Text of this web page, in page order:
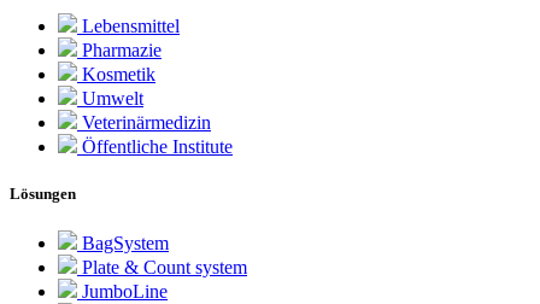
Lebensmittel
Pharmazie
Kosmetik
Umwelt
Veterinärmedizin
Öffentliche Institute
Lösungen
BagSystem
Plate & Count system
JumboLine